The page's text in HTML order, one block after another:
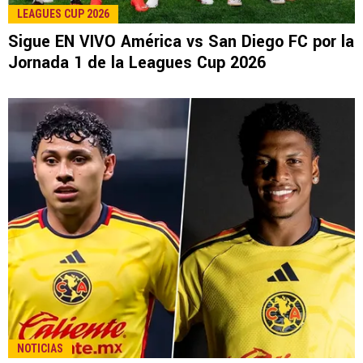
LEE TAMBIÉN